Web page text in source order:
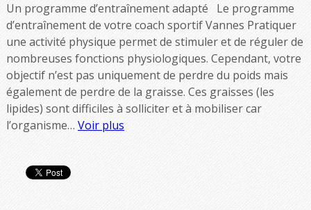
Un programme d’entraînement adapté Le programme
d’entraînement de votre coach sportif Vannes Pratiquer
une activité physique permet de stimuler et de réguler de
nombreuses fonctions physiologiques. Cependant, votre
objectif n’est pas uniquement de perdre du poids mais
également de perdre de la graisse. Ces graisses (les
lipides) sont difficiles à solliciter et à mobiliser car
l’organisme… Voir plus